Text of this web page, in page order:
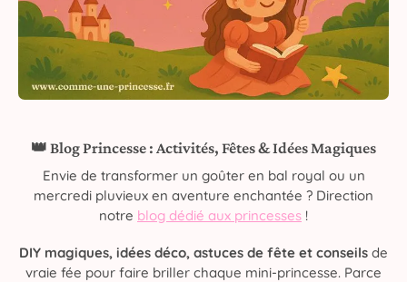
👑 Blog Princesse : Activités, Fêtes & Idées Magiques
Envie de transformer un goûter en bal royal ou un
mercredi pluvieux en aventure enchantée ? Direction
notre blog dédié aux princesses !
DIY magiques, idées déco, astuces de fête et conseils de
vraie fée pour faire briller chaque mini-princesse. Parce